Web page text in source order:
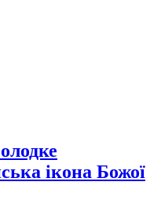
ікона Божої